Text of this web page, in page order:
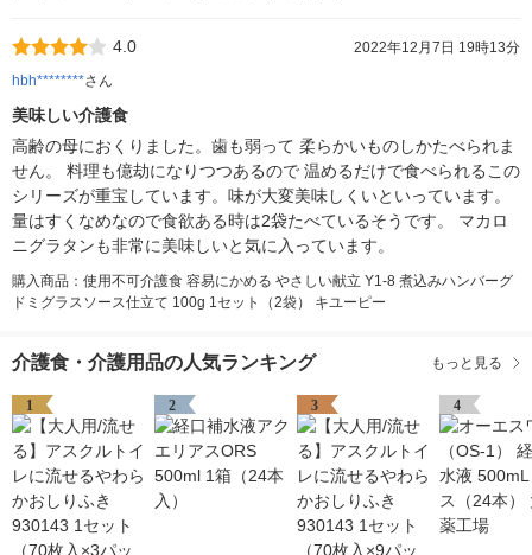
4.0
2022年12月7日 19時13分
hbh********さん
美味しい介護食
高齢の母におくりました。歯も弱って 柔らかいものしかたべられま
せん。 料理も億劫になりつつあるので 温めるだけで食べられるこの
シリーズが重宝しています。味が大変美味しくいといっています。
量はすくなめなので食欲ある時は2袋たべているそうです。 マカロ
ニグラタンも非常に美味しいと気に入っています。
購入商品：使用不可介護食 容易にかめる やさしい献立 Y1-8 煮込みハンバーグ
ドミグラスソース仕立て 100g 1セット（2袋） キユーピー
介護食・介護用品の人気ランキング もっと見る
1 2 3 4